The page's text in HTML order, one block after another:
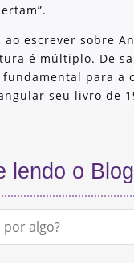
ao escrever sobre
é múltiplo. De
para a
seu livro de
lendo o Blog